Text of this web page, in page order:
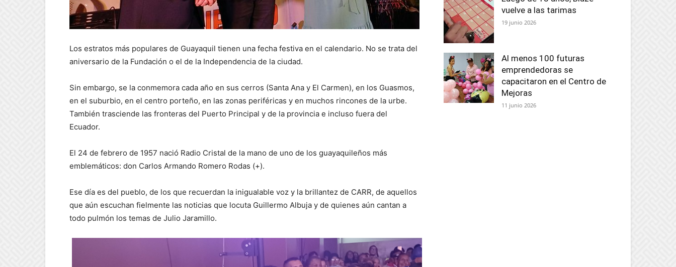
Los estratos más populares de Guayaquil tienen una fecha festiva en el calendario. No se trata del
aniversario de la Fundación o el de la Independencia de la ciudad.
Sin embargo, se la conmemora cada año en sus cerros (Santa Ana y El Carmen), en los Guasmos,
en el suburbio, en el centro porteño, en las zonas periféricas y en muchos rincones de la urbe.
También trasciende las fronteras del Puerto Principal y de la provincia e incluso fuera del
Ecuador.
El 24 de febrero de 1957 nació Radio Cristal de la mano de uno de los guayaquileños más
emblemáticos: don Carlos Armando Romero Rodas (+).
Ese día es del pueblo, de los que recuerdan la inigualable voz y la brillantez de CARR, de aquellos
que aún escuchan fielmente las noticias que locuta Guillermo Albuja y de quienes aún cantan a
todo pulmón los temas de Julio Jaramillo.
vuelve a las tarimas
19 junio 2026
Al menos 100 futuras
emprendedoras se
capacitaron en el Centro de
Mejoras
11 junio 2026